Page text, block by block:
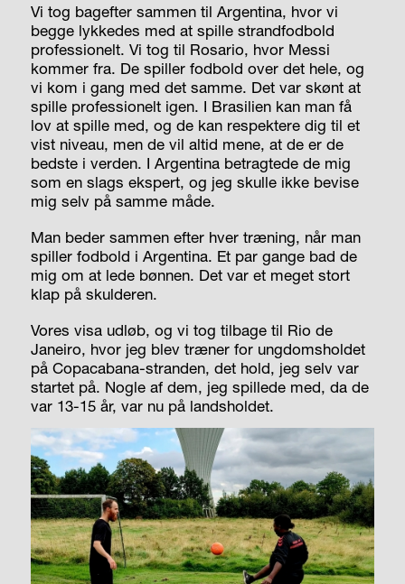
Vi tog bagefter sammen til Argentina, hvor vi
begge lykkedes med at spille strandfodbold
professionelt. Vi tog til Rosario, hvor Messi
kommer fra. De spiller fodbold over det hele, og
vi kom i gang med det samme. Det var skønt at
spille professionelt igen. I Brasilien kan man få
lov at spille med, og de kan respektere dig til et
vist niveau, men de vil altid mene, at de er de
bedste i verden. I Argentina betragtede de mig
som en slags ekspert, og jeg skulle ikke bevise
mig selv på samme måde.
Man beder sammen efter hver træning, når man
spiller fodbold i Argentina. Et par gange bad de
mig om at lede bønnen. Det var et meget stort
klap på skulderen.
Vores visa udløb, og vi tog tilbage til Rio de
Janeiro, hvor jeg blev træner for ungdomsholdet
på Copacabana-stranden, det hold, jeg selv var
startet på. Nogle af dem, jeg spillede med, da de
var 13-15 år, var nu på landsholdet.